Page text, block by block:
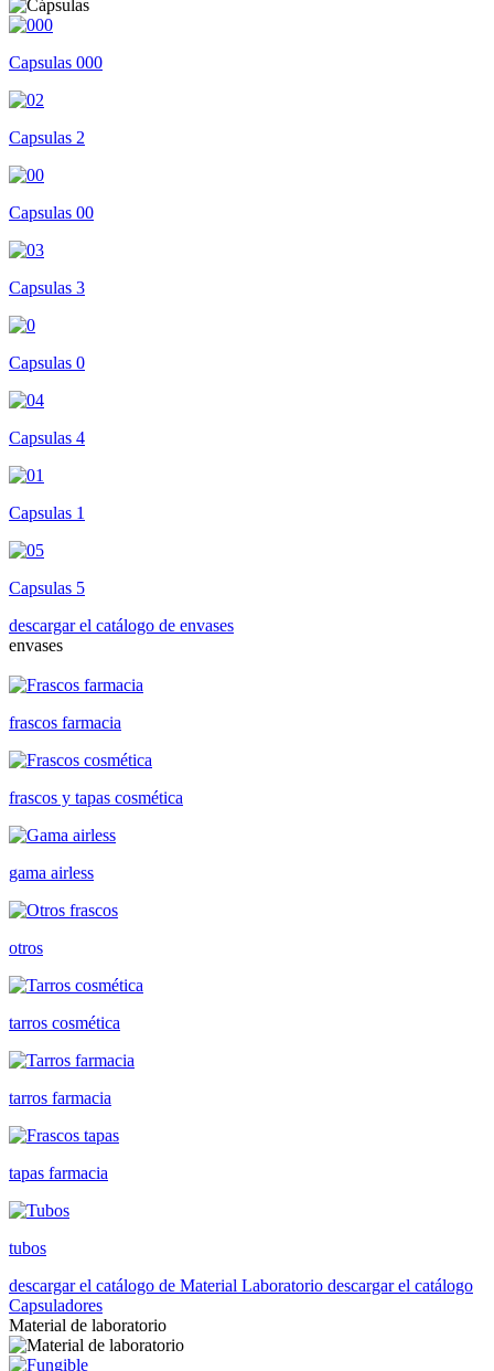
Capsulas 000
Capsulas 2
Capsulas 00
Capsulas 3
Capsulas 0
Capsulas 4
Capsulas 1
Capsulas 5
descargar el catálogo de envases
envases
frascos farmacia
frascos y tapas cosmética
gama airless
otros
tarros cosmética
tarros farmacia
tapas farmacia
tubos
descargar el catálogo de Material Laboratorio descargar el catálogo
Capsuladores
Material de laboratorio